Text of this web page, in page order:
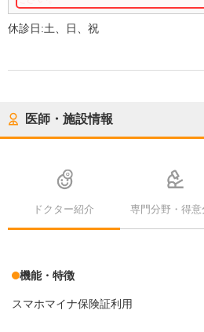
休診日:土、日、祝
医師・施設情報
ドクター紹介 専門分野・得意
機能・特徴
スマホマイナ保険証利用